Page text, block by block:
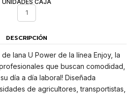
UNIDADES CAJA
1
DESCRIPCIÓN
lana U Power de la línea Enjoy, la
que buscan comodidad,
día a día laboral! Diseñada
de agricultores, transportistas,